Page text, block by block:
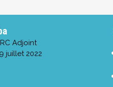
Adjoint
juillet 2022